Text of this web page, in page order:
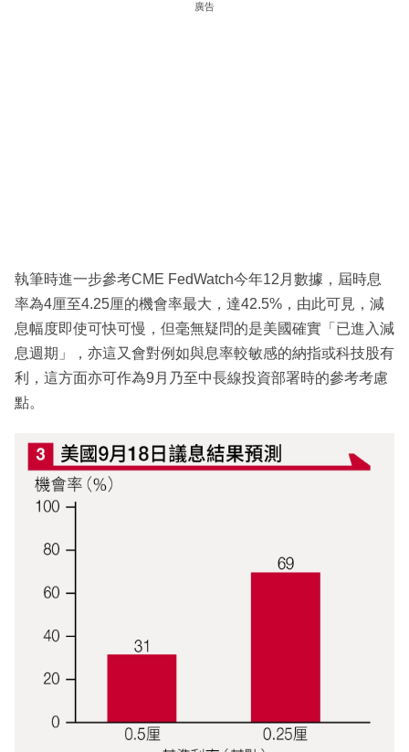
廣告
執筆時進一步參考CME FedWatch今年12月數據，屆時息
率為4厘至4.25厘的機會率最大，達42.5%，由此可見，減
息幅度即使可快可慢，但毫無疑問的是美國確實「已進入減
息週期」，亦這又會對例如與息率較敏感的納指或科技股有
利，這方面亦可作為9月乃至中長線投資部署時的參考考慮
點。